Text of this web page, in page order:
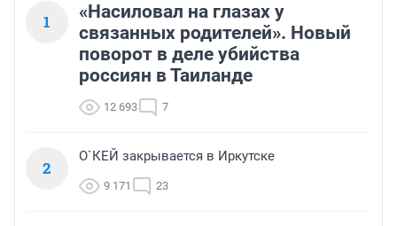
1
«Насиловал на глазах у
связанных родителей». Новый
поворот в деле убийства
россиян в Таиланде
12 693 7
2
О`КЕЙ закрывается в Иркутске
9 171 23